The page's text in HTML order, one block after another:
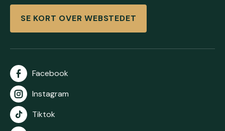
SE KORT OVER WEBSTEDET
Facebook
Instagram
Tiktok